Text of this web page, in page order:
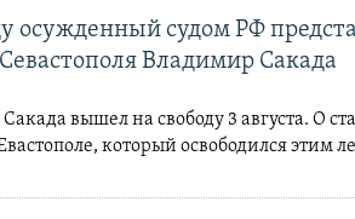
осужденный судом РФ
Владимир Сакада
вышел на свободу 3 августа. О
который освободился этим